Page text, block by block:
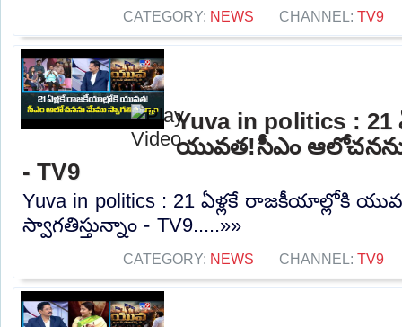
CATEGORY: NEWS CHANNEL: TV9
Yuva in politics :
యువత!సీఎం
- TV9
Yuva in politics : 21 ఏళ్లకే రాజకీయాల్లోకి
స్వాగతిస్తున్నాం - TV9.....»»
CATEGORY: NEWS CHANNEL: TV9